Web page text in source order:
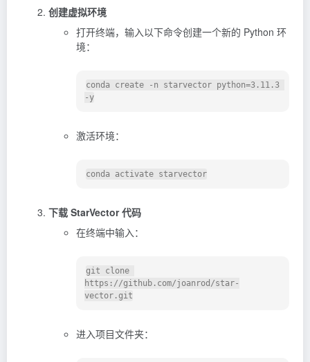
创建虚拟环境
打开终端，输入以下命令创建一个新的 Python 环
境：
conda create -n starvector python=3.11.3
激活环境：
下载 StarVector 代码
在终端中输入：
git clone
https://github.com/joanrod/star-
进入项目文件夹：